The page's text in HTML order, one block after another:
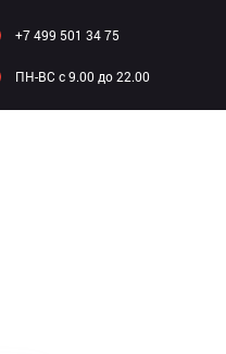
+7 499 501 34 75
ПН-ВC c 9.00 до 22.00